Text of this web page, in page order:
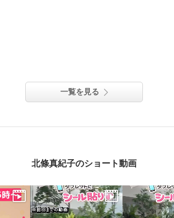
一覧を見る
北條真紀子のショート動画